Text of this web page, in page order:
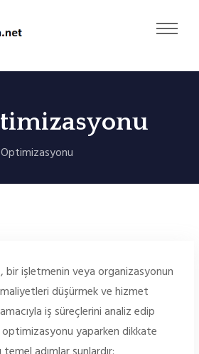
bir işletmenin veya organizasyonun
düşürmek ve hizmet
iş süreçlerini analiz edip
yaparken dikkate